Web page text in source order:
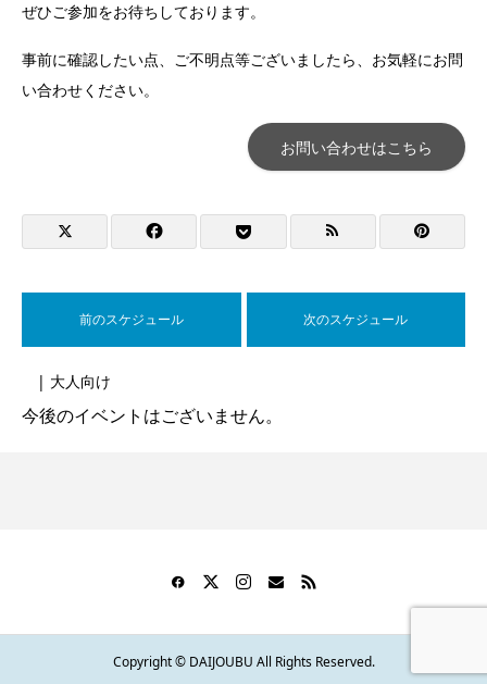
ぜひご参加をお待ちしております。
事前に確認したい点、ご不明点等ございましたら、お気軽にお問
い合わせください。
お問い合わせはこちら
前のスケジュール 次のスケジュール
| 大人向け
今後のイベントはございません。
Copyright © DAIJOUBU All Rights Reserved.